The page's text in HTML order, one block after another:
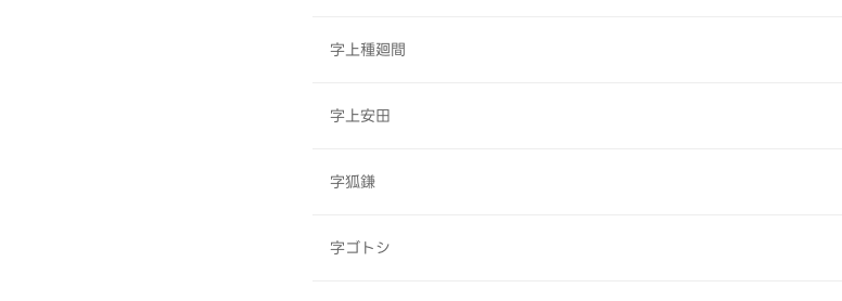
字上種廻間
字上安田
字狐鎌
字ゴトシ